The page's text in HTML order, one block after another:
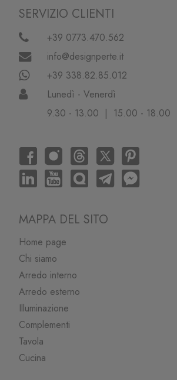
SERVIZIO CLIENTI
+39 0773.470.562
info@designperte.it
+39 338.82.85.012
Lunedì - Venerdì
9.30 - 13.00 | 15.00 - 18.00
MAPPA DEL SITO
Home page
Chi siamo
Arredo interno
Arredo esterno
Illuminazione
Complementi
Tavola
Cucina